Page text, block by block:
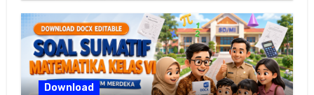
Download